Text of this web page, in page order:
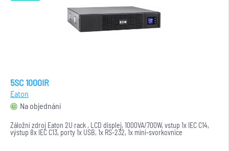
5SC 1000IR
Eaton
Na objednání
Záložní zdroj Eaton 2U rack , LCD displej, 1000VA/700W, vstup 1x IEC C14,
výstup 8x IEC C13, porty 1x USB, 1x RS-232, 1x mini-svorkovnice